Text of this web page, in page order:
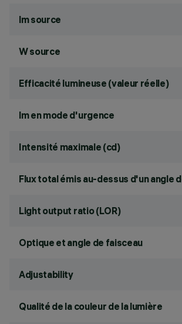
lm source
W source
Efficacité lumineuse (valeur réelle)
lm en mode d'urgence
Intensité maximale (cd)
Flux total émis au-dessus d'un angle
Light output ratio (LOR)
Optique et angle de faisceau
Adjustability
Qualité de la couleur de la lumière